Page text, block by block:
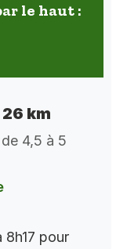
le haut :
km
4,5 à 5
8h17 pour